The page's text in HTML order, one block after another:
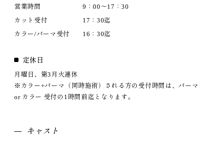
営業時間
9：00～17：30
カット受付
17：30迄
カラー/パーマ受付
16：30迄
定休日
月曜日、第3月火連休
※カラー+パーマ（同時施術）される方の受付時間は、パーマ
or カラー 受付の1時間前迄となります。
キャスト